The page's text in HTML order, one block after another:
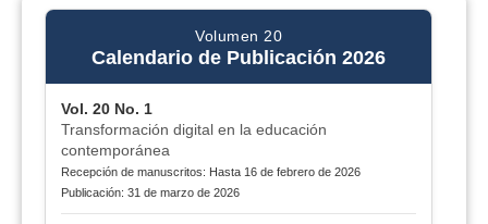
Volumen 20
Calendario de Publicación 2026
Vol. 20 No. 1
Transformación digital en la educación
contemporánea
Recepción de manuscritos: Hasta 16 de febrero de 2026
Publicación: 31 de marzo de 2026